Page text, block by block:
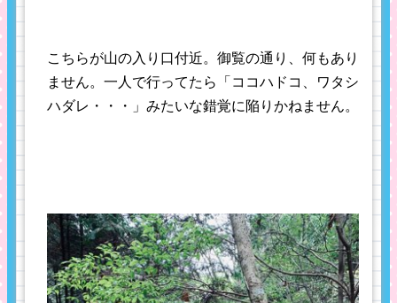
こちらが山の入り口付近。御覧の通り、何もあり
ません。一人で行ってたら「ココハドコ、ワタシ
ハダレ・・・」みたいな錯覚に陥りかねません。